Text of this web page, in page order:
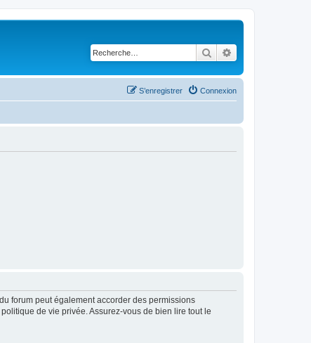
Rechercher
Connexion
S’enregistrer
forum peut également accorder des permissions
de vie privée. Assurez-vous de bien lire tout le